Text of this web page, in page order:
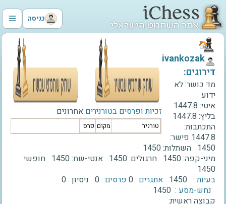
כניסה
זכיות ופרסים בטורנירים אחרונים
טורניר מקום פרס
‫ivankozak‬
דירוגים:
מד כושר:לא
ידוע
איטי: 1447.8
בליץ: 1447.8
התכתבות:
1447.8 פישר:
1450 השתלות:1450
מיני-קפה:1450 חרגולים:1450 אנטי-שח:1450 חופשי:
1450
בעיות : 1450 אתגרים :0 פרסים :0 ניסיון :0
נחש-מסע : 1450
קבוצה ראשית: